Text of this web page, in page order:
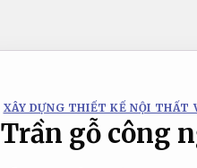
XÂY DỰNG THIẾT KẾ NỘI THẤT
Trần gỗ công